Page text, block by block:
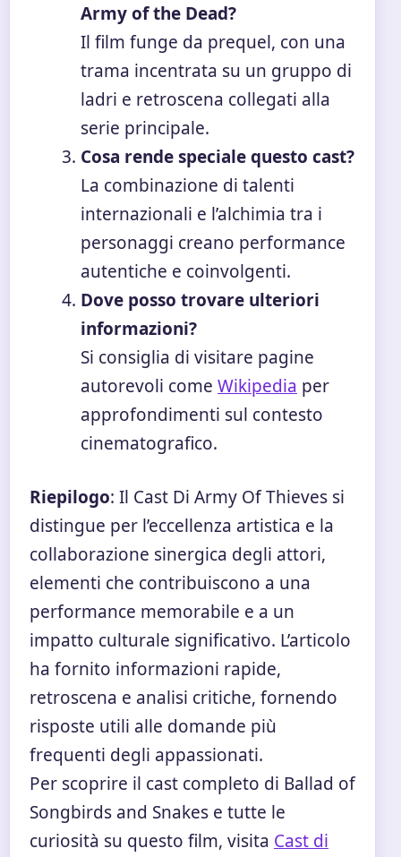
Army of the Dead?
Il film funge da prequel, con una
trama incentrata su un gruppo di
ladri e retroscena collegati alla
serie principale.
Cosa rende speciale questo cast?
La combinazione di talenti
internazionali e l’alchimia tra i
personaggi creano performance
autentiche e coinvolgenti.
Dove posso trovare ulteriori
informazioni?
Si consiglia di visitare pagine
autorevoli come Wikipedia per
approfondimenti sul contesto
cinematografico.
Riepilogo: Il Cast Di Army Of Thieves si
distingue per l’eccellenza artistica e la
collaborazione sinergica degli attori,
elementi che contribuiscono a una
performance memorabile e a un
impatto culturale significativo. L’articolo
ha fornito informazioni rapide,
retroscena e analisi critiche, fornendo
risposte utili alle domande più
frequenti degli appassionati.
Per scoprire il cast completo di Ballad of
Songbirds and Snakes e tutte le
curiosità su questo film, visita Cast di